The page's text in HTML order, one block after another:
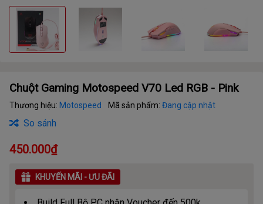
Chuột Gaming Motospeed V70 Led RGB - Pink
Thương hiệu: Motospeed Mã sản phẩm: Đang cập nhật
So sánh
450.000₫
KHUYẾN MÃI - ƯU ĐÃI